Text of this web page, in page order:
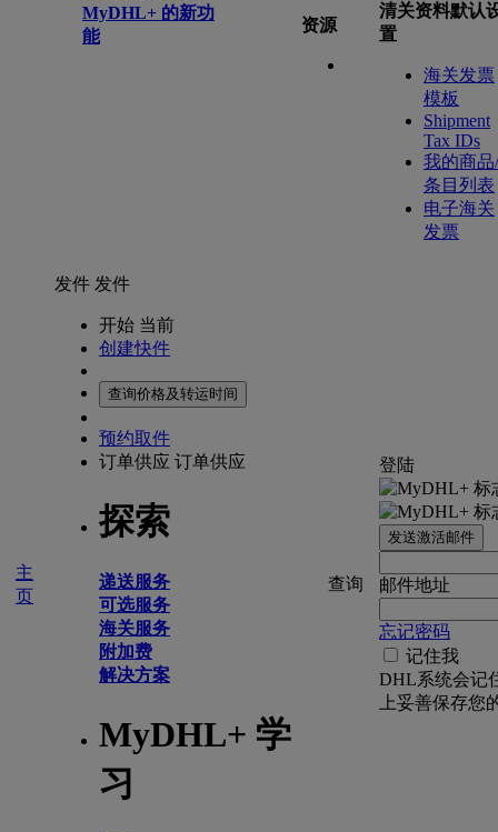
MyDHL+ 的新功
能
资源
清关资料默认
置
海关发票
模板
Shipment
Tax IDs
我的商品/
条目列表
电子海关
发票
主
页
发件 发件
开始 当前
创建快件
查询价格及转运时间
预约取件
订单供应 订单供应
探索
递送服务
可选服务
海关服务
附加费
解决方案
MyDHL+ 学
习
查询
登陆
发送激活邮件
邮件地址
忘记密码
记住我
DHL系统会记
上妥善保存您